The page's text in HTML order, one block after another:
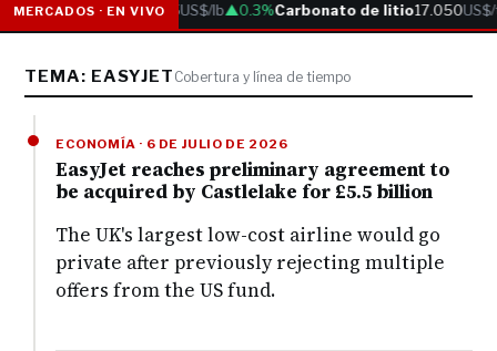
MERCADOS · EN VIVO
Cobre6.05US$/lb▲0.3%Carbonato de litio17.050
TEMA: EASYJET Cobertura y línea de tiempo
ECONOMÍA · 6 DE JULIO DE 2026
EasyJet reaches preliminary agreement to
be acquired by Castlelake for £5.5 billion
The UK's largest low-cost airline would go
private after previously rejecting multiple
offers from the US fund.